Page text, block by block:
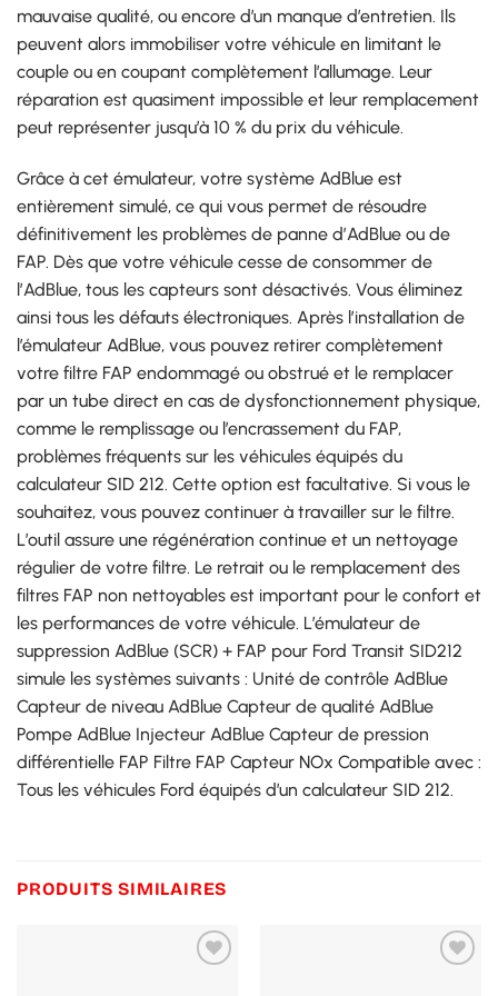
mauvaise qualité, ou encore d’un manque d’entretien. Ils
peuvent alors immobiliser votre véhicule en limitant le
couple ou en coupant complètement l’allumage. Leur
réparation est quasiment impossible et leur remplacement
peut représenter jusqu’à 10 % du prix du véhicule.
Grâce à cet émulateur, votre système AdBlue est
entièrement simulé, ce qui vous permet de résoudre
définitivement les problèmes de panne d’AdBlue ou de
FAP. Dès que votre véhicule cesse de consommer de
l’AdBlue, tous les capteurs sont désactivés. Vous éliminez
ainsi tous les défauts électroniques. Après l’installation de
l’émulateur AdBlue, vous pouvez retirer complètement
votre filtre FAP endommagé ou obstrué et le remplacer
par un tube direct en cas de dysfonctionnement physique,
comme le remplissage ou l’encrassement du FAP,
problèmes fréquents sur les véhicules équipés du
calculateur SID 212. Cette option est facultative. Si vous le
souhaitez, vous pouvez continuer à travailler sur le filtre.
L’outil assure une régénération continue et un nettoyage
régulier de votre filtre. Le retrait ou le remplacement des
filtres FAP non nettoyables est important pour le confort et
les performances de votre véhicule. L’émulateur de
suppression AdBlue (SCR) + FAP pour Ford Transit SID212
simule les systèmes suivants : Unité de contrôle AdBlue
Capteur de niveau AdBlue Capteur de qualité AdBlue
Pompe AdBlue Injecteur AdBlue Capteur de pression
différentielle FAP Filtre FAP Capteur NOx Compatible avec :
Tous les véhicules Ford équipés d’un calculateur SID 212.
PRODUITS SIMILAIRES